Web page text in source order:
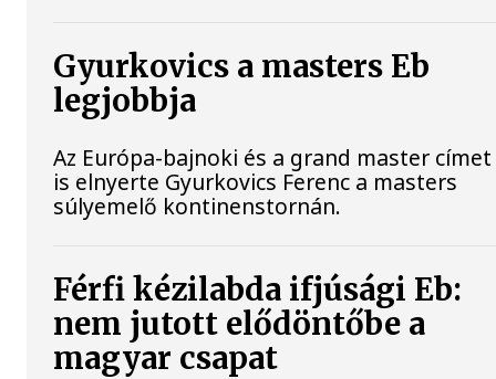
Gyurkovics a masters Eb
legjobbja
Az Európa-bajnoki és a grand master címet
is elnyerte Gyurkovics Ferenc a masters
súlyemelő kontinenstornán.
Férfi kézilabda ifjúsági Eb:
nem jutott elődöntőbe a
magyar csapat